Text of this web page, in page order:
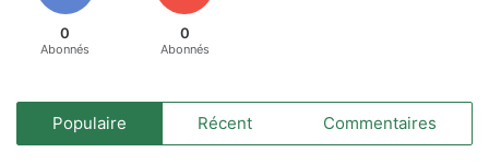
0
Abonnés
0
Abonnés
Populaire Récent Commentaires